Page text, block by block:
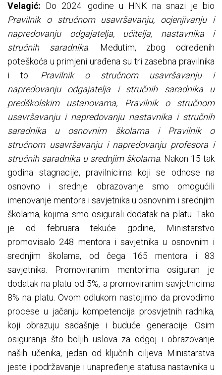
Velagić: Do 2024. godine u HNK na snazi je bio
Pravilnik o stručnom usavršavanju, ocjenjivanju i
napredovanju odgajatelja, učitelja, nastavnika i
stručnih saradnika. Međutim, zbog određenih
poteškoća u primjeni urađena su tri zasebna pravilnika
i to: Pravilnik o stručnom usavršavanju i
napredovanju odgajatelja i stručnih saradnika u
predškolskim ustanovama, Pravilnik o stručnom
usavršavanju i napredovanju nastavnika i stručnih
saradnika u osnovnim školama i Pravilnik o
stručnom usavršavanju i napredovanju profesora i
stručnih saradnika u srednjim školama. Nakon 15-tak
godina stagnacije, pravilnicima koji se odnose na
osnovno i srednje obrazovanje smo omogućili
imenovanje mentora i savjetnika u osnovnim i srednjim
školama, kojima smo osigurali dodatak na platu. Tako
je od februara tekuće godine, Ministarstvo
promovisalo 248 mentora i savjetnika u osnovnim i
srednjim školama, od čega 165 mentora i 83
savjetnika. Promoviranim mentorima osiguran je
dodatak na platu od 5%, a promoviranim savjetnicima
8% na platu. Ovom odlukom nastojimo da provodimo
procese u jačanju kompetencija prosvjetnih radnika,
koji obrazuju sadašnje i buduće generacije. Osim
osiguranja što boljih uslova za odgoj i obrazovanje
naših učenika, jedan od ključnih ciljeva Ministarstva
jeste i podržavanje i unapređenje statusa nastavnika u